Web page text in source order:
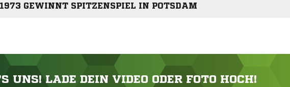
GEWINNT SPITZENSPIEL IN POTSDAM
UNS! LADE DEIN VIDEO ODER FOTO HOCH!